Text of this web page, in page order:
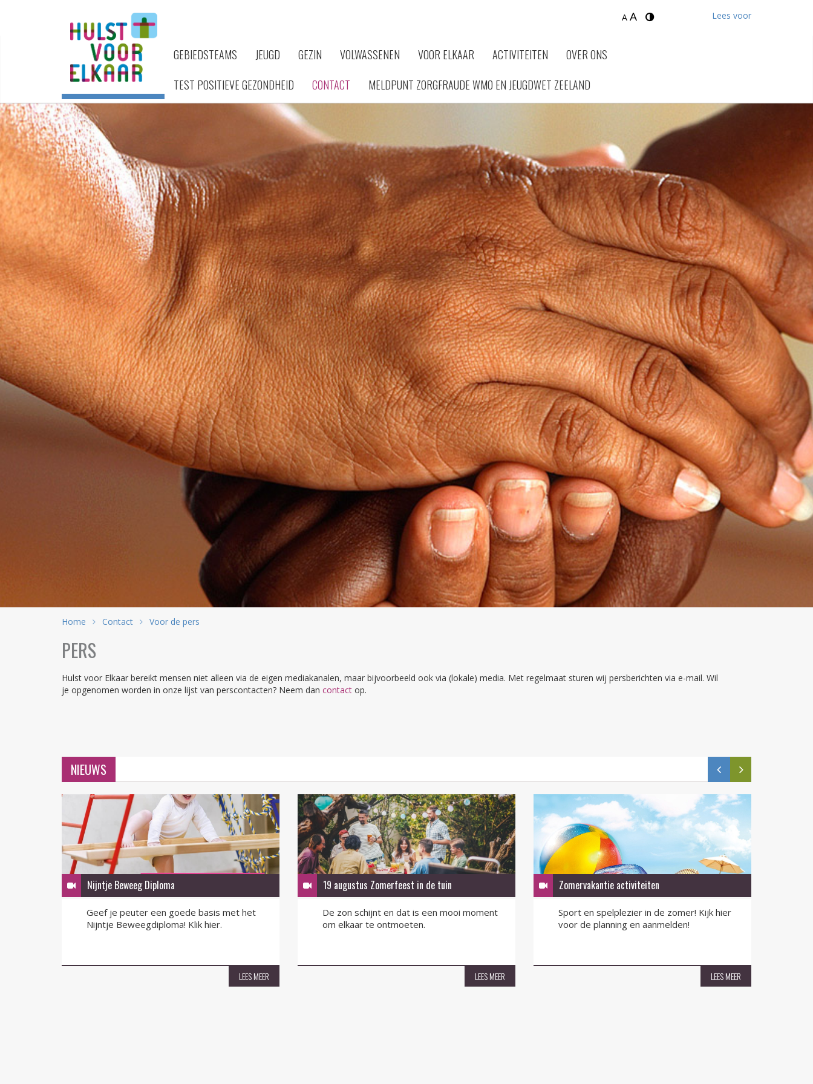
A A Lees voor
GEBIEDSTEAMS JEUGD GEZIN VOLWASSENEN VOOR ELKAAR ACTIVITEITEN
OVER ONS
TEST POSITIEVE GEZONDHEID
CONTACT MELDPUNT ZORGFRAUDE WMO EN JEUGDWET ZEELAND
Home Contact Voor de pers
PERS
Hulst voor Elkaar bereikt mensen niet alleen via de eigen mediakanalen, maar bijvoorbeeld ook via (lokale) media. Met regelmaat sturen wij persberichten via e-mail. Wil
je opgenomen worden in onze lijst van perscontacten? Neem dan contact op.
NIEUWS
Nijntje Beweeg Diploma
Geef je peuter een goede basis met het
Nijntje Beweegdiploma! Klik hier.
LEES MEER
19 augustus Zomerfeest in de tuin
De zon schijnt en dat is een mooi moment
om elkaar te ontmoeten.
LEES MEER
Zomervakantie activiteiten
Sport en spelplezier in de zomer! Kijk hier
voor de planning en aanmelden!
LEES MEER